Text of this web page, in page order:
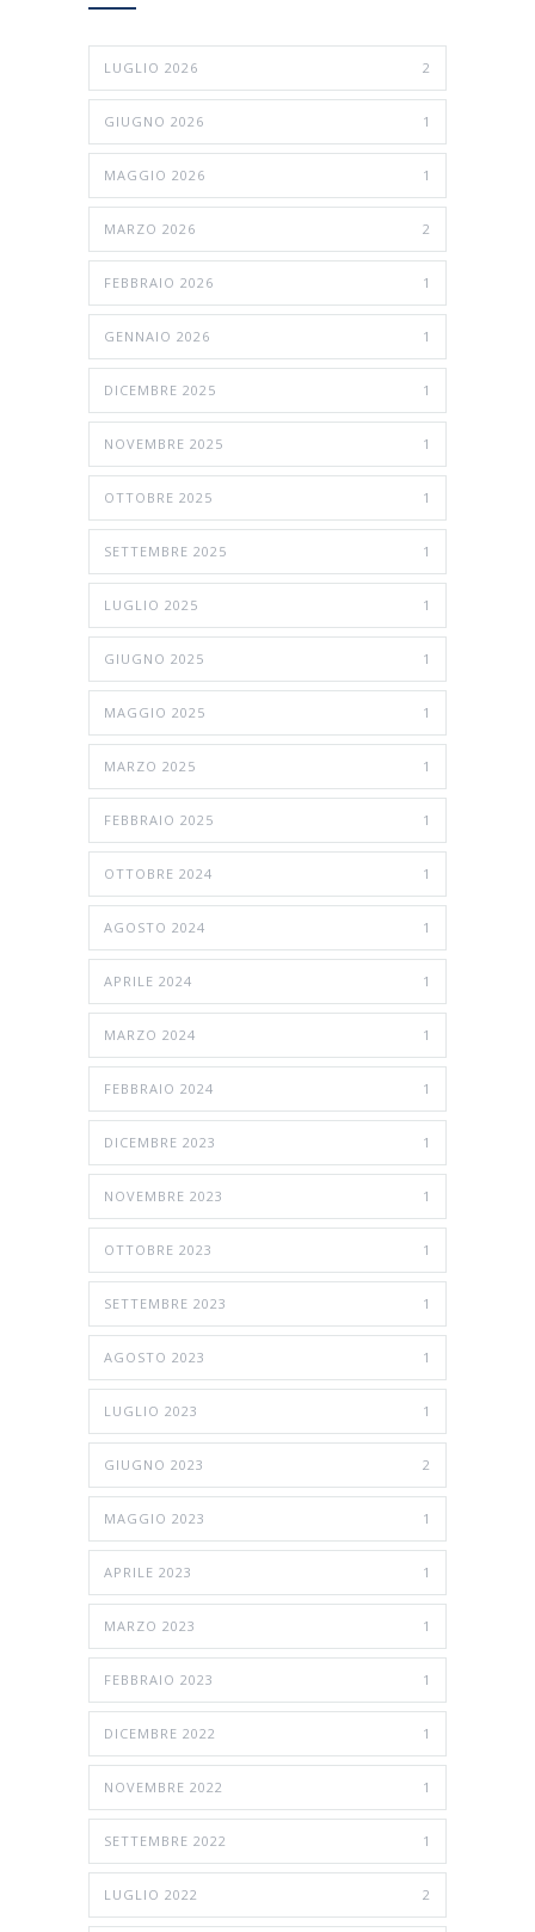
LUGLIO 2026 2
GIUGNO 2026 1
MAGGIO 2026 1
MARZO 2026 2
FEBBRAIO 2026 1
GENNAIO 2026 1
DICEMBRE 2025 1
NOVEMBRE 2025 1
OTTOBRE 2025 1
SETTEMBRE 2025 1
LUGLIO 2025 1
GIUGNO 2025 1
MAGGIO 2025 1
MARZO 2025 1
FEBBRAIO 2025 1
OTTOBRE 2024 1
AGOSTO 2024 1
APRILE 2024 1
MARZO 2024 1
FEBBRAIO 2024 1
DICEMBRE 2023 1
NOVEMBRE 2023 1
OTTOBRE 2023 1
SETTEMBRE 2023 1
AGOSTO 2023 1
LUGLIO 2023 1
GIUGNO 2023 2
MAGGIO 2023 1
APRILE 2023 1
MARZO 2023 1
FEBBRAIO 2023 1
DICEMBRE 2022 1
NOVEMBRE 2022 1
SETTEMBRE 2022 1
LUGLIO 2022 2